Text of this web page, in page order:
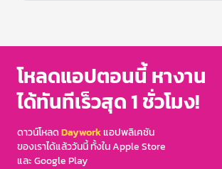
of
โหลดแอปตอนนี้ หางาน
ได้ทันทีเร็วสุด 1 ชั่วโมง!
ดาวน์โหลดDayworkแอปพลิเคชัน
ของเราได้แล้ววันนี้ ทั้งใน Apple Store
และ Google Play